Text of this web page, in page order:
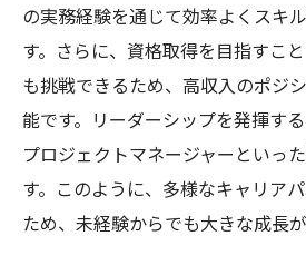
の実務経験を通じて効率よくスキ
す。さらに、資格取得を目指すこ
も挑戦できるため、高収入のポジ
能です。リーダーシップを発揮す
プロジェクトマネージャーといっ
す。このように、多様なキャリア
ため、未経験からでも大きな成長